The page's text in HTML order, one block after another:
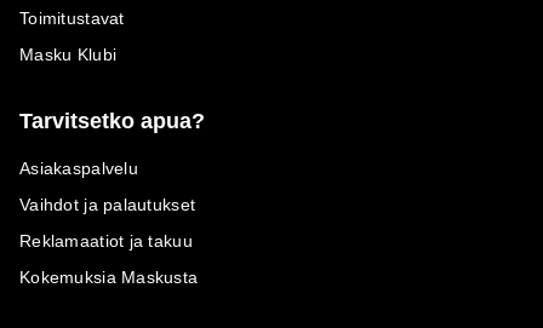
Toimitustavat
Masku Klubi
Tarvitsetko apua?
Asiakaspalvelu
Vaihdot ja palautukset
Reklamaatiot ja takuu
Kokemuksia Maskusta